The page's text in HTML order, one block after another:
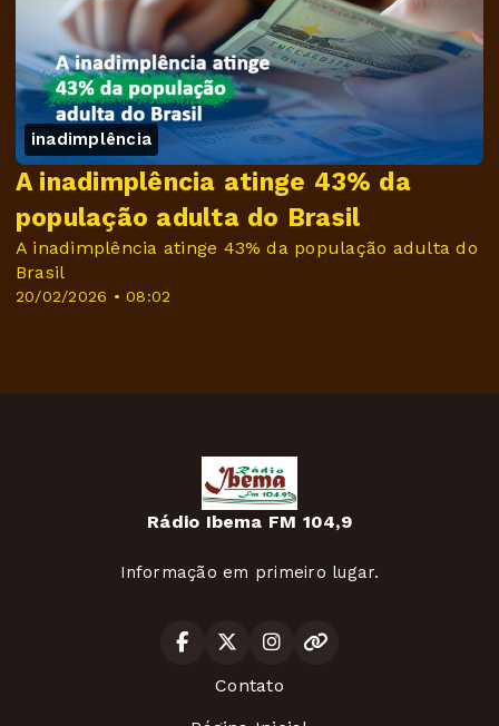
inadimplência
20/02/2026 • 08:02
A inadimplência atinge 43% da
população adulta do Brasil
A inadimplência atinge 43% da população adulta do
Brasil
Rádio Ibema FM 104,9
Informação em primeiro lugar.
Contato